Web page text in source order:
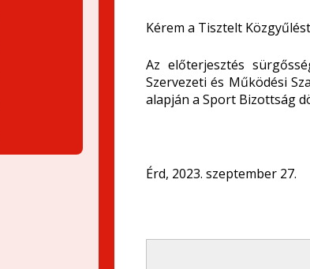
Kérem a Tisztelt
Az előterjesztés
Szervezeti és Működési
alapján a Sport Bizottság
Érd, 2023. szeptember 27.